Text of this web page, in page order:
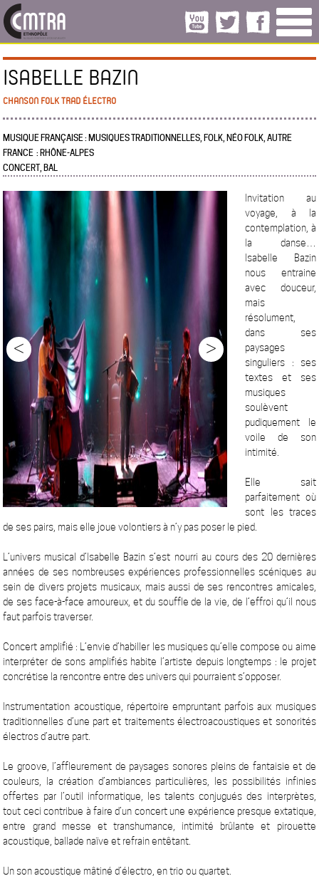
ISABELLE BAZIN
CHANSON FOLK TRAD ÉLECTRO
MUSIQUE FRANÇAISE : MUSIQUES TRADITIONNELLES, FOLK, NÉO FOLK, AUTRE
FRANCE : RHÔNE-ALPES
CONCERT, BAL
< >
Invitation au
voyage, à la
contemplation, à
la danse…
Isabelle Bazin
nous entraine
avec douceur,
mais
résolument,
dans ses
paysages
singuliers : ses
textes et ses
musiques
soulèvent
pudiquement le
voile de son
intimité.
Elle sait
parfaitement où
sont les traces
de ses pairs, mais elle joue volontiers à n’y pas poser le pied.
L’univers musical d’Isabelle Bazin s’est nourri au cours des 20 dernières
années de ses nombreuses expériences professionnelles scéniques au
sein de divers projets musicaux, mais aussi de ses rencontres amicales,
de ses face-à-face amoureux, et du souffle de la vie, de l’effroi qu’il nous
faut parfois traverser.
Concert amplifié : L’envie d’habiller les musiques qu’elle compose ou aime
interpréter de sons amplifiés habite l’artiste depuis longtemps : le projet
concrétise la rencontre entre des univers qui pourraient s’opposer.
Instrumentation acoustique, répertoire empruntant parfois aux musiques
traditionnelles d’une part et traitements électroacoustiques et sonorités
électros d’autre part.
Le groove, l’affleurement de paysages sonores pleins de fantaisie et de
couleurs, la création d’ambiances particulières, les possibilités infinies
offertes par l’outil informatique, les talents conjugués des interprètes,
tout ceci contribue à faire d’un concert une expérience presque extatique,
entre grand messe et transhumance, intimité brûlante et pirouette
acoustique, ballade naïve et refrain entêtant.
Un son acoustique mâtiné d’électro, en trio ou quartet.